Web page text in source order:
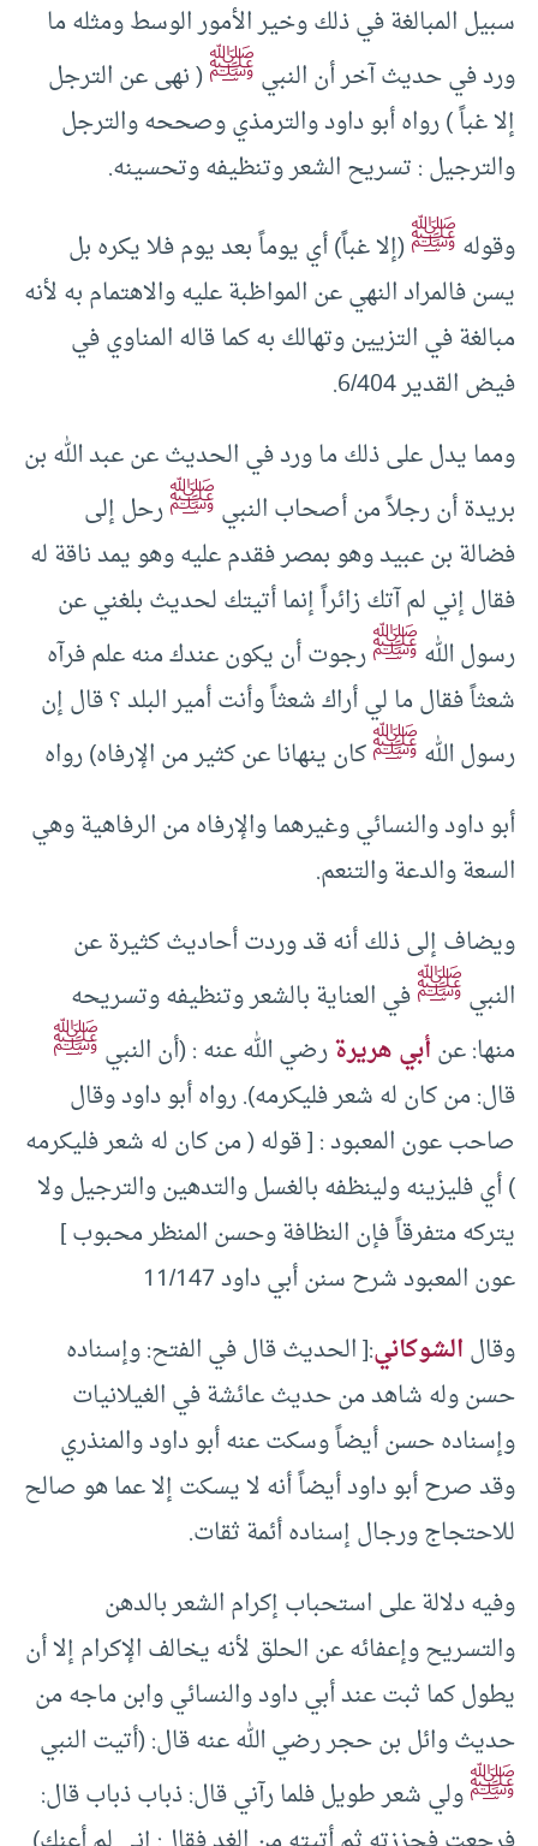
سبيل المبالغة في ذلك وخير الأمور الوسط ومثله ما
ورد في حديث آخر أن النبيﷺ( نهى عن الترجل
إلا غباً ) رواه أبو داود والترمذي وصححه والترجل
والترجيل : تسريح الشعر وتنظيفه وتحسينه.
وقولهﷺ‏(‏إلا غباً‏)‏ أي يوماً بعد يوم فلا يكره بل
يسن فالمراد النهي عن المواظبة عليه والاهتمام به لأنه
مبالغة في التزيين وتهالك به كما قاله المناوي في
فيض القدير 6/404.
ومما يدل على ذلك ما ورد في الحديث عن عبد الله بن
بريدة أن رجلاً من أصحاب النبيﷺرحل إلى
فضالة بن عبيد وهو بمصر فقدم عليه وهو يمد ناقة له
فقال إني لم آتك زائراً إنما أتيتك لحديث بلغني عن
رسول اللهﷺرجوت أن يكون عندك منه علم فرآه
شعثاً فقال ما لي أراك شعثاً وأنت أمير البلد ؟ قال إن
رسول اللهﷺكان ينهانا عن كثير من الإرفاه) رواه
أبو داود والنسائي وغيرهما والإرفاه من الرفاهية وهي
السعة والدعة والتنعم.
ويضاف إلى ذلك أنه قد وردت أحاديث كثيرة عن
النبيﷺفي العناية بالشعر وتنظيفه وتسريحه
منها: عنأبي هريرةرضي الله عنه ‏:‏ ‏(‏أن النبيﷺ
قال‏:‏ من كان له شعر فليكرمه‏)‏‏.‏ رواه أبو داود‏ وقال
صاحب عون المعبود : [ قوله ( من كان له شعر فليكرمه
) أي فليزينه ولينظفه بالغسل والتدهين والترجيل ولا
يتركه متفرقاً فإن النظافة وحسن المنظر محبوب ]
عون المعبود شرح سنن أبي داود 11/147
‏وقالالشوكاني:[ الحديث قال في الفتح‏:‏ وإسناده
حسن وله شاهد من حديث عائشة في الغيلانيات
وإسناده حسن أيضاً وسكت عنه أبو داود والمنذري
وقد صرح أبو داود أيضاً أنه لا يسكت إلا عما هو صالح
للاحتجاج ورجال إسناده أئمة ثقات‏.‏
وفيه دلالة على استحباب إكرام الشعر بالدهن
والتسريح وإعفائه عن الحلق لأنه يخالف الإكرام إلا أن
يطول كما ثبت عند أبي داود والنسائي وابن ماجه من
حديث وائل بن حجر رضي الله عنه قال‏:‏ ‏(‏أتيت النبي
ﷺولي شعر طويل فلما رآني قال‏:‏ ذباب ذباب قال‏:‏